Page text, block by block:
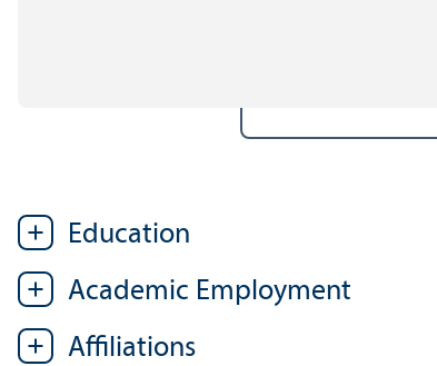
Education
Academic Employment
Affiliations